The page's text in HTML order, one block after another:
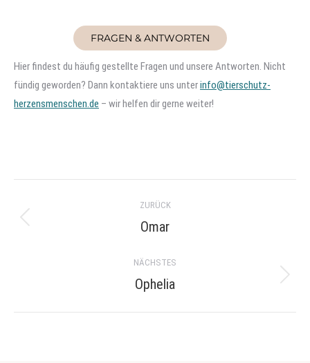
FRAGEN & ANTWORTEN
Hier findest du häufig gestellte Fragen und unsere Antworten. Nicht
fündig geworden? Dann kontaktiere uns unterinfo@tierschutz-
herzensmenschen.de – wir helfen dir gerne weiter!
navigation
ZURÜCK
Previous
Omar
NÄCHSTES
Next
Ophelia